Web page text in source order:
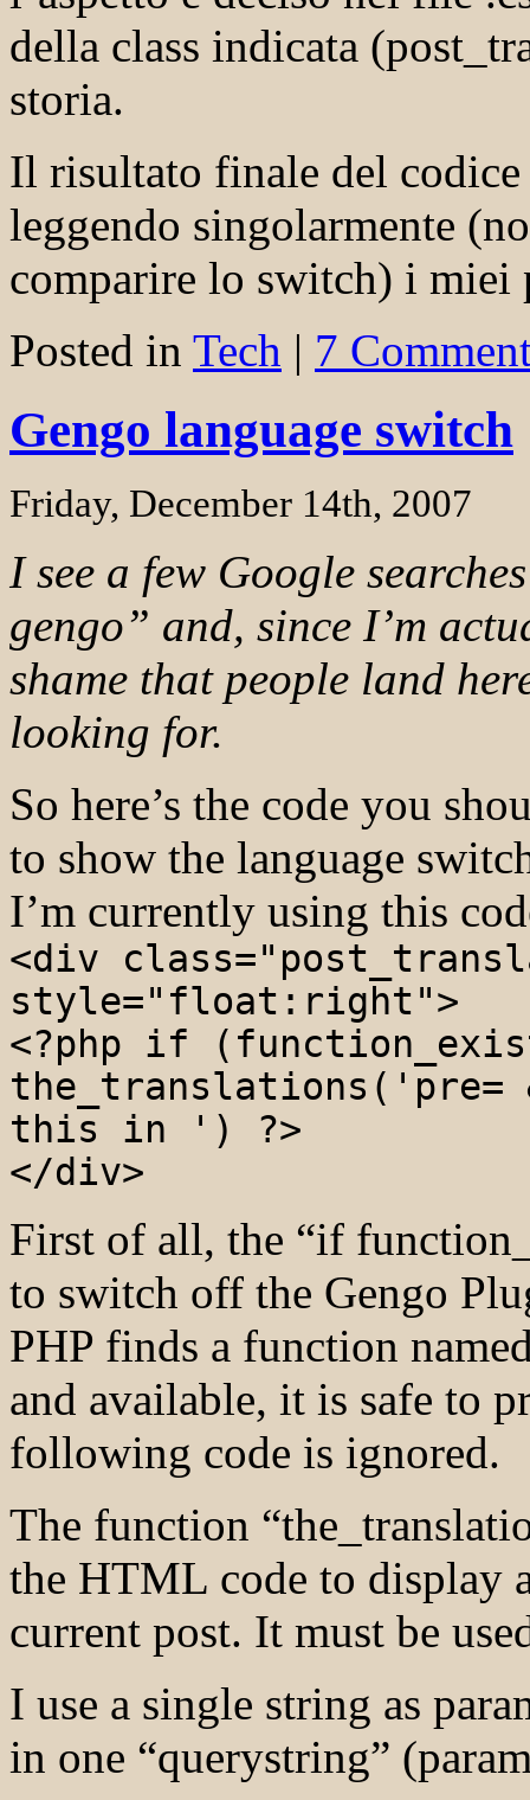
della class indicata
storia.
Il risultato finale del
leggendo singolarmente
comparire lo switch) i miei
Posted in Tech | 7
Gengo language switch
Friday, December 14th, 2007
I see a few Google
gengo” and, since I’m
shame that people land
looking for.
So here’s the code you
to show the language
I’m currently using this
<div
style="float:right">
<?php if
the_translations('pre=
this in ') ?>
</div>
First of all, the “if
to switch off the Gengo
PHP finds a function
and available, it is safe to
following code is ignored.
The function
the HTML code to display
current post. It must be
I use a single string as
in one “querystring”